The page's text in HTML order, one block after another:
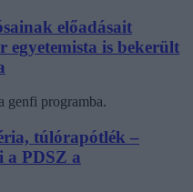
előadásait
is bekerült
genfi programba.
túlórapótlék –
a PDSZ a